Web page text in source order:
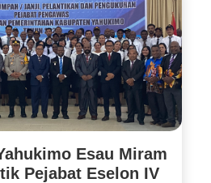
Esau Miram
Pejabat Eselon IV